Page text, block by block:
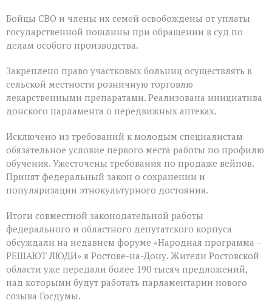
Бойцы СВО и члены их семей освобождены от уплаты
государственной пошлины при обращении в суд по
делам особого производства.
Закреплено право участковых больниц осуществлять в
сельской местности розничную торговлю
лекарственными препаратами. Реализована инициатива
донского парламента о передвижных аптеках.
Исключено из требований к молодым специалистам
обязательное условие первого места работы по профилю
обучения. Ужесточены требования по продаже вейпов.
Принят федеральный закон о сохранении и
популяризации этнокультурного достояния.
Итоги совместной законодательной работы
федерального и областного депутатского корпуса
обсуждали на недавнем форуме «Народная программа –
РЕШАЮТ ЛЮДИ» в Ростове-на-Дону. Жители Ростовской
области уже передали более 190 тысяч предложений,
над которыми будут работать парламентарии нового
созыва Госдумы.